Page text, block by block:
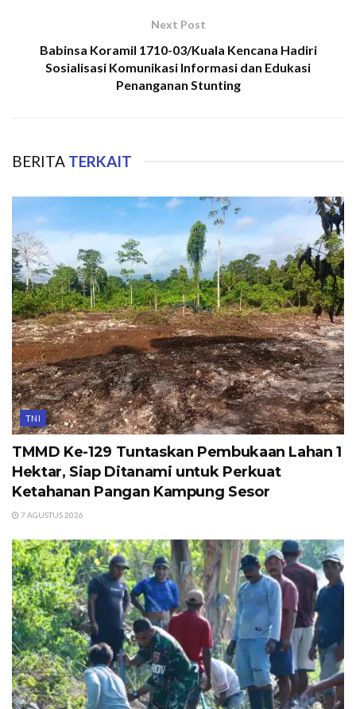
Next Post
Babinsa Koramil 1710-03/Kuala Kencana Hadiri
Sosialisasi Komunikasi Informasi dan Edukasi
Penanganan Stunting
BERITA TERKAIT
TNI
TMMD Ke-129 Tuntaskan Pembukaan Lahan 1
Hektar, Siap Ditanami untuk Perkuat
Ketahanan Pangan Kampung Sesor
7 AGUSTUS 2026